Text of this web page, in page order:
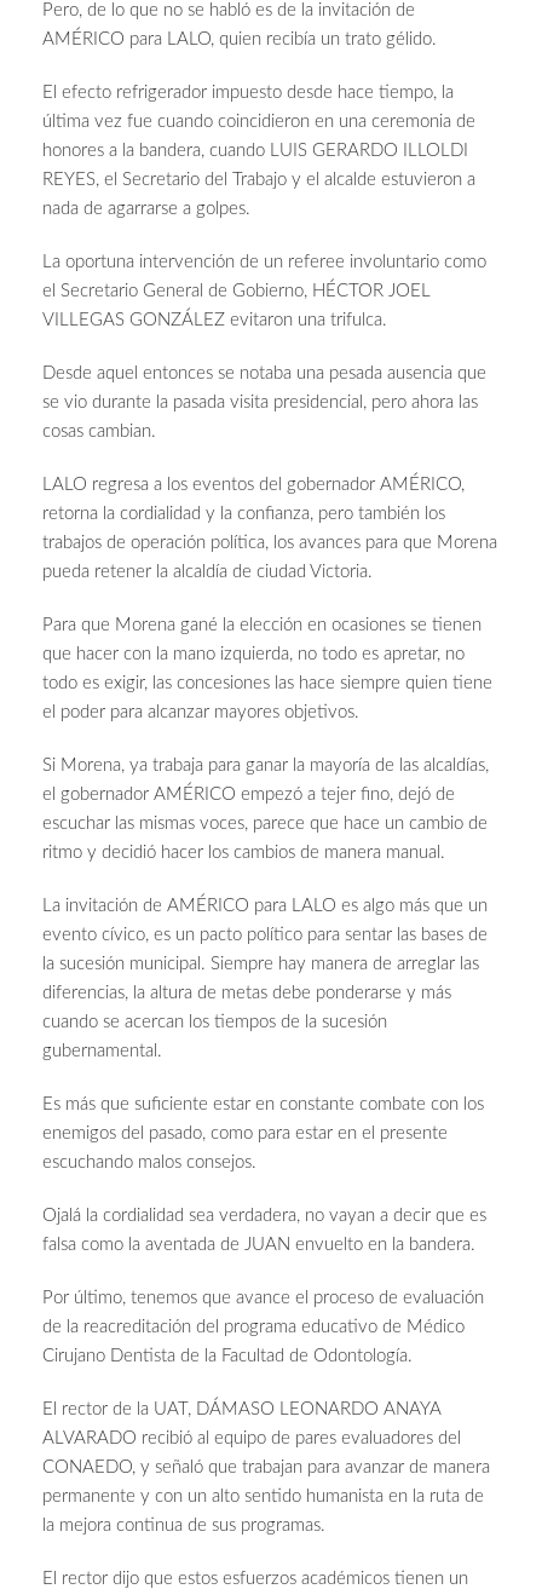
Pero, de lo que no se habló es de la invitación de
AMÉRICO para LALO, quien recibía un trato gélido.
El efecto refrigerador impuesto desde hace tiempo, la
última vez fue cuando coincidieron en una ceremonia de
honores a la bandera, cuando LUIS GERARDO ILLOLDI
REYES, el Secretario del Trabajo y el alcalde estuvieron a
nada de agarrarse a golpes.
La oportuna intervención de un referee involuntario como
el Secretario General de Gobierno, HÉCTOR JOEL
VILLEGAS GONZÁLEZ evitaron una trifulca.
Desde aquel entonces se notaba una pesada ausencia que
se vio durante la pasada visita presidencial, pero ahora las
cosas cambian.
LALO regresa a los eventos del gobernador AMÉRICO,
retorna la cordialidad y la confianza, pero también los
trabajos de operación política, los avances para que Morena
pueda retener la alcaldía de ciudad Victoria.
Para que Morena gané la elección en ocasiones se tienen
que hacer con la mano izquierda, no todo es apretar, no
todo es exigir, las concesiones las hace siempre quien tiene
el poder para alcanzar mayores objetivos.
Si Morena, ya trabaja para ganar la mayoría de las alcaldías,
el gobernador AMÉRICO empezó a tejer fino, dejó de
escuchar las mismas voces, parece que hace un cambio de
ritmo y decidió hacer los cambios de manera manual.
La invitación de AMÉRICO para LALO es algo más que un
evento cívico, es un pacto político para sentar las bases de
la sucesión municipal. Siempre hay manera de arreglar las
diferencias, la altura de metas debe ponderarse y más
cuando se acercan los tiempos de la sucesión
gubernamental.
Es más que suficiente estar en constante combate con los
enemigos del pasado, como para estar en el presente
escuchando malos consejos.
Ojalá la cordialidad sea verdadera, no vayan a decir que es
falsa como la aventada de JUAN envuelto en la bandera.
Por último, tenemos que avance el proceso de evaluación
de la reacreditación del programa educativo de Médico
Cirujano Dentista de la Facultad de Odontología.
El rector de la UAT, DÁMASO LEONARDO ANAYA
ALVARADO recibió al equipo de pares evaluadores del
CONAEDO, y señaló que trabajan para avanzar de manera
permanente y con un alto sentido humanista en la ruta de
la mejora continua de sus programas.
El rector dijo que estos esfuerzos académicos tienen un